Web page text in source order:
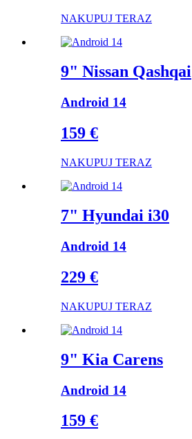
NAKUPUJ TERAZ
9" Nissan Qashqai
Android 14
159 €
NAKUPUJ TERAZ
7" Hyundai i30
Android 14
229 €
NAKUPUJ TERAZ
9" Kia Carens
Android 14
159 €